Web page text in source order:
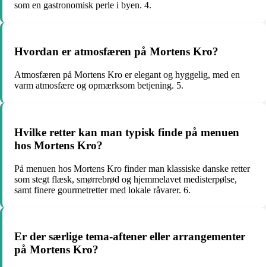
som en gastronomisk perle i byen. 4.
Hvordan er atmosfæren på Mortens Kro?
Atmosfæren på Mortens Kro er elegant og hyggelig, med en
varm atmosfære og opmærksom betjening. 5.
Hvilke retter kan man typisk finde på menuen
hos Mortens Kro?
På menuen hos Mortens Kro finder man klassiske danske retter
som stegt flæsk, smørrebrød og hjemmelavet medisterpølse,
samt finere gourmetretter med lokale råvarer. 6.
Er der særlige tema-aftener eller arrangementer
på Mortens Kro?